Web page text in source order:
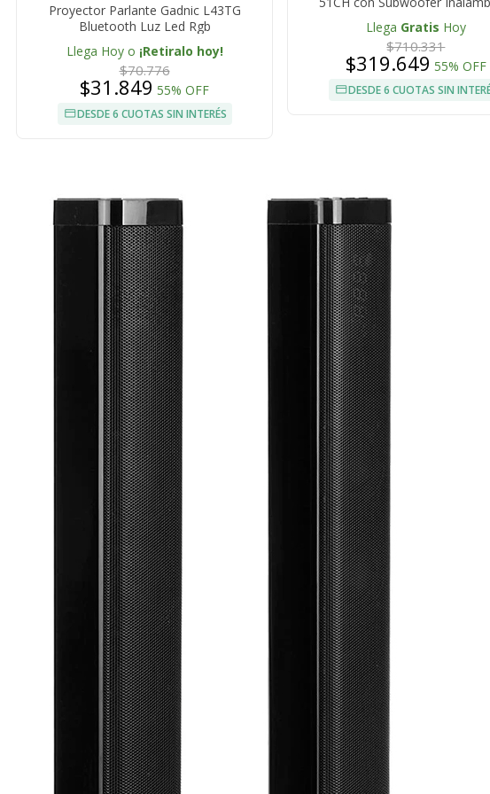
Proyector Parlante Gadnic L43TG
Bluetooth Luz Led Rgb
Llega Hoy o ¡Retiralo hoy!
$70.776
$31.849 55% OFF
DESDE 6 CUOTAS SIN INTERÉS
Conexión BT Sonido
Llega Gratis Hoy
$710.331
$319.649 55% OFF
DESDE 6 CUOTAS SIN